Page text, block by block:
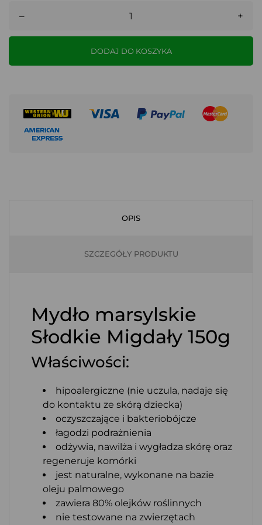
– +
DODAJ DO KOSZYKA
OPIS
SZCZEGÓŁY PRODUKTU
Mydło marsylskie
Słodkie Migdały 150g
Właściwości:
hipoalergiczne (nie uczula, nadaje się
do kontaktu ze skórą dziecka)
oczyszczające i bakteriobójcze
łagodzi podrażnienia
odżywia, nawilża i wygładza skórę oraz
regeneruje komórki
jest naturalne, wykonane na bazie
oleju palmowego
zawiera 80% olejków roślinnych
nie testowane na zwierzętach